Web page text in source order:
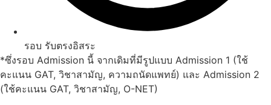
รอบ รับตรงอิสระ
*ซึ่งรอบ Admission นี้ จากเดิมที่มีรูปแบบ Admission 1 (ใช้
คะแนน GAT, วิชาสามัญ, ความถนัดแพทย์) และ Admission 2
(ใช้คะแนน GAT, วิชาสามัญ, O-NET)